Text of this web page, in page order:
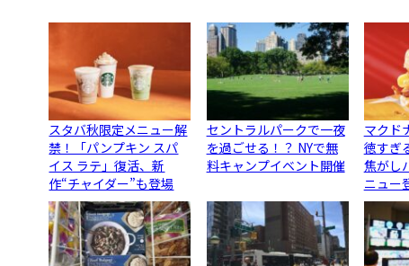
スタバ秋限定メニュー解
禁！「パンプキン スパ
イス ラテ」復活、新
作“チャイダー”も登場
セントラルパークで一夜
を過ごせる！？ NYで無
料キャンプイベント開催
マクド
徳すぎ
焦がし
ニュー